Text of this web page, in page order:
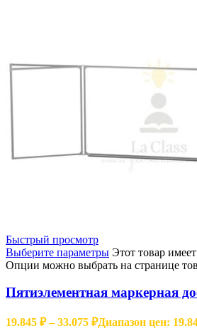
Быстрый просмотр
Выберите параметры Этот товар
Опции можно выбрать на странице
Пятиэлементная маркерная
19.845 ₽ – 33.075 ₽Диапазон цен: